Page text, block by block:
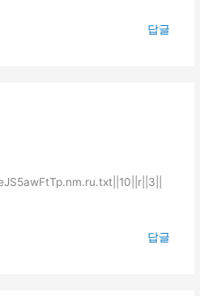
답글
답글